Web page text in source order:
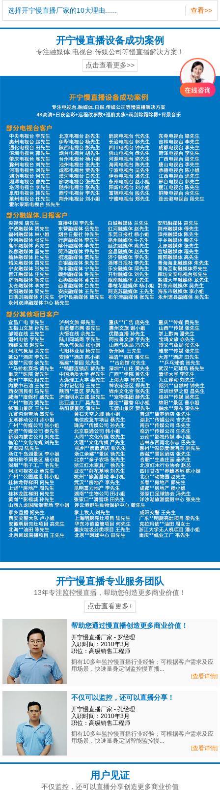
查看>>
选择开宁慢直播厂家的10大理由......
开宁慢直播设备成功案例
专注融媒体.电视台.传媒公司等慢直播解决方案！
点击查看更多>>
开宁慢直播专业服务团队
13年专注监控慢直播，帮助您创造更多商业价值！
点击查看更多+
帮助您通过慢直播创造更多商业价值！
开宁慢直播厂家 - 罗经理
入职时间：2010年3月
职位：高级销售工程师
拥有10多年监控慢直播行业经验；可根据客户需求及应
用场景，快速量身定制监控慢直播...
[查看详情]
不仅可以监控，还可以直播分享！
开宁慢直播厂家 - 孔经理
入职时间：2010年3月
职位：高级销售工程师
拥有10多年监控慢直播行业经验；可根据客户需求及应
用场景，快速量身定制智能监控慢...
[查看详情]
用户见证
不仅监控，还可以直播分享创造更多商业价值